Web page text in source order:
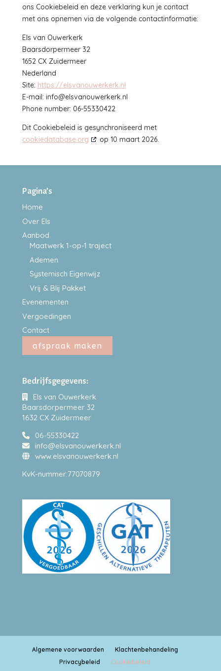
ons Cookiebeleid en deze verklaring kun je contact
met ons opnemen via de volgende contactinformatie:
Els van Ouwerkerk
Baarsdorpermeer 32
1652 CX Zuidermeer
Nederland
Site: https://elsvanouwerkerk.nl
E-mail: info@elsvanouwerkerk.nl
Phone number: 06-55330422
Dit Cookiebeleid is gesynchroniseerd met
cookiedatabase.org
op 10 maart 2026.
Pagina’s
Home
Over Els
Aanbod
Maatwerk 1-op-1 traject
Ademen
Systemisch Eigenwijz
Vrij & Blij Pakket
Evenementen
Vergoedingen
Contact
afspraak maken
Bedrijfsgegevens:
Els van Ouwerkerk
Baarsdorpermeer 32
1632 CX Zuidermeer
06-55330422
info@elsvanouwerkerk.nl
www.elsvanouwerkerk.nl
KvK-nummer:77070879
Algemene voorwaarden
Klachtenbehandeling
Privacybeleid
Cookiebeleid